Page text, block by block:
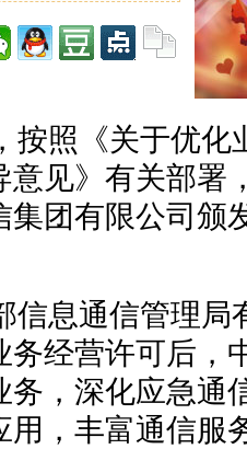
按照《关于优化
意见》有关部署
集团有限公司颁
信息通信管理局
务经营许可后，
务，深化应急通
用，丰富通信服